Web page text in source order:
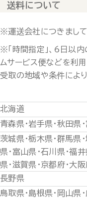
送料について
※運送会社につきまし
※「時間指定」、6日以内
ムサービス便などを利用
受取の地域や条件によ
北海道
青森県・岩手県・秋田県
茨城県・栃木県・群馬県
県・富山県・石川県・福
県・滋賀県・京都府・大
長野県
鳥取県・島根県・岡山県